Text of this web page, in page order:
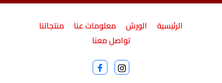
الرئيسية الورش معلومات عنا
منتجاتنا
تواصل معنا